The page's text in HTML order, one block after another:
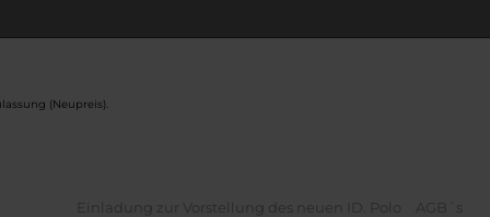
(Neupreis).
Einladung zur Vorstellung des neuen ID. Polo AGB´s